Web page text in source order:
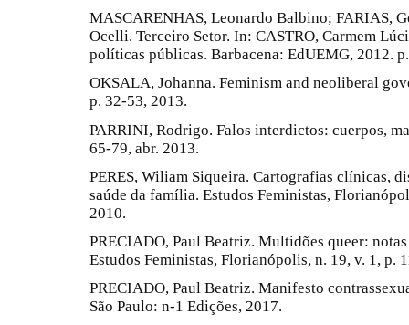
MASCARENHAS, Leonardo Balbino; FARIAS,
Ocelli. Terceiro Setor. In: CASTRO, Carmem
políticas públicas. Barbacena: EdUEMG, 2012.
OKSALA, Johanna. Feminism and neoliberal
p. 32-53, 2013.
PARRINI, Rodrigo. Falos interdictos: cuerpos,
65-79, abr. 2013.
PERES, Wiliam Siqueira. Cartografias clínicas,
saúde da família. Estudos Feministas,
2010.
PRECIADO, Paul Beatriz. Multidões queer:
Estudos Feministas, Florianópolis, n. 19, v. 1, p.
PRECIADO, Paul Beatriz. Manifesto
São Paulo: n-1 Edições, 2017.